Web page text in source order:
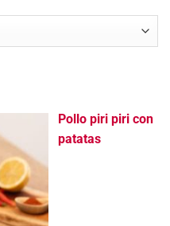
Pollo piri piri con
patatas